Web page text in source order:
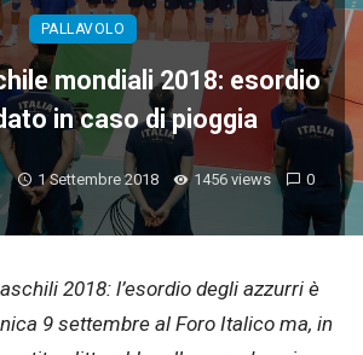
PALLAVOLO
mondiali 2018: esordio
in caso di pioggia
1 Settembre 2018 1456 views 0
2018: l’esordio degli azzurri è
9 settembre al Foro Italico ma, in